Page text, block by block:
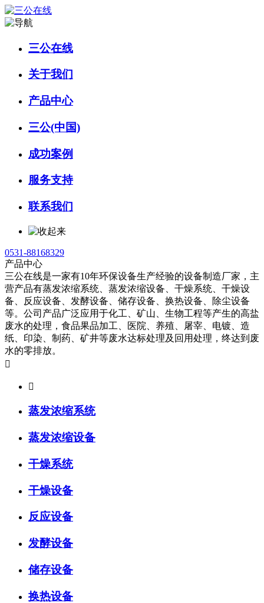
三公在线
关于我们
产品中心
三公(中国)
成功案例
服务支持
联系我们
0531-88168329
产品中心
三公在线是一家有10年环保设备生产经验的设备制造厂家，主
营产品有蒸发浓缩系统、蒸发浓缩设备、干燥系统、干燥设
备、反应设备、发酵设备、储存设备、换热设备、除尘设备
等。公司产品广泛应用于化工、矿山、生物工程等产生的高盐
废水的处理，食品果品加工、医院、养殖、屠宰、电镀、造
纸、印染、制药、矿井等废水达标处理及回用处理，终达到废
水的零排放。


蒸发浓缩系统
蒸发浓缩设备
干燥系统
干燥设备
反应设备
发酵设备
储存设备
换热设备